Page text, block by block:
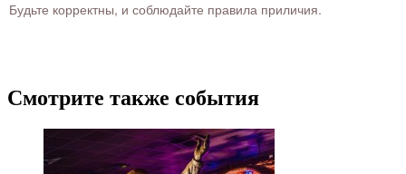
Будьте корректны, и соблюдайте правила приличия.
Смотрите также события